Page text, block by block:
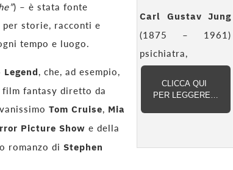
Carl Gustav Jung
(1875 – 1961)
psichiatra,
CLICCA QUI
PER LEGGERE…
) – è stata fonte
per storie, racconti e
tempo e luogo.
Legend, che, ad esempio,
fantasy diretto da
Tom Cruise, Mia
Picture Show e della
romanzo di Stephen